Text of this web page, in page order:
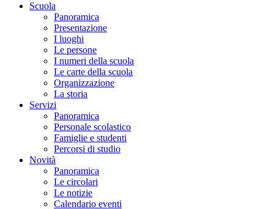
Scuola
Panoramica
Presentazione
I luoghi
Le persone
I numeri della scuola
Le carte della scuola
Organizzazione
La storia
Servizi
Panoramica
Personale scolastico
Famiglie e studenti
Percorsi di studio
Novità
Panoramica
Le circolari
Le notizie
Calendario eventi